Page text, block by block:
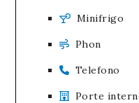
Minifrigo
Phon
Telefono
Porte